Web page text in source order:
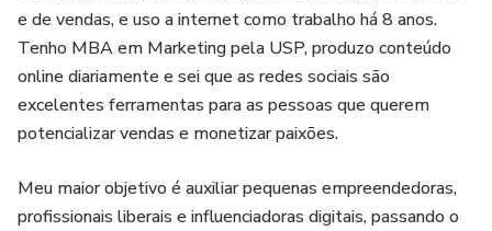
e de vendas, e uso a internet como trabalho há 8 anos.
Tenho MBA em Marketing pela USP, produzo conteúdo
online diariamente e sei que as redes sociais são
excelentes ferramentas para as pessoas que querem
potencializar vendas e monetizar paixões.
Meu maior objetivo é auxiliar pequenas empreendedoras,
profissionais liberais e influenciadoras digitais, passando o